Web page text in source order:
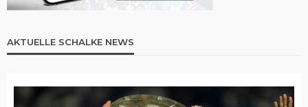
AKTUELLE SCHALKE NEWS